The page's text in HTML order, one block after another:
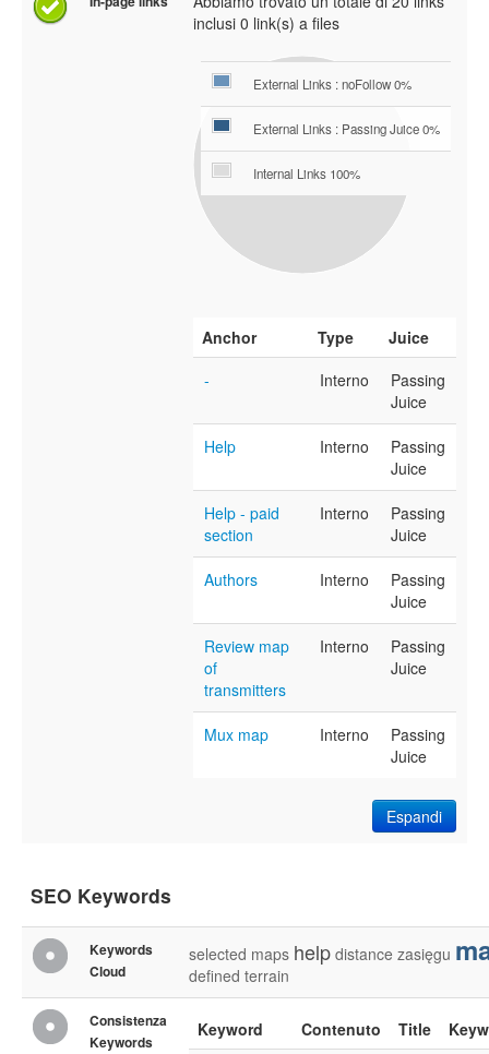
inclusi 0 link(s) a files
External Links : noFollow 0%
External Links : Passing Juice 0%
Internal Links 100%
Anchor Type
Juice
-
Interno
Passing
Juice
Help Interno
Passing
Juice
Help - paid
section
Interno
Passing
Juice
Authors Interno
Passing
Juice
Review map
of
transmitters
Interno
Passing
Juice
Mux map Interno
Passing
Juice
Espandi
SEO Keywords
Keywords
Cloud
selected maps help distance zasięgu
defined terrain
Consistenza
Keywords
Keyword Contenuto Title